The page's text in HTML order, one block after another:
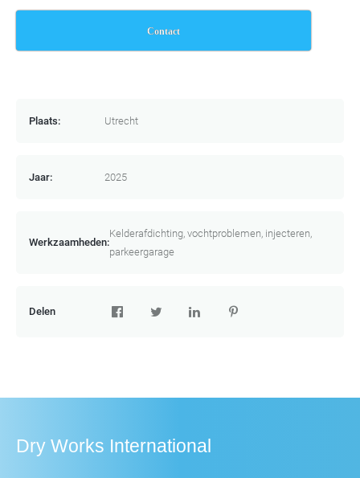
Contact
Plaats: Utrecht
Jaar: 2025
Werkzaamheden:
Kelderafdichting, vochtproblemen, injecteren,
parkeergarage
Delen
Dry Works International